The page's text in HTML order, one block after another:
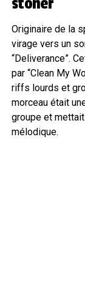
Originaire de la
virage vers un
“Deliverance”.
par “Clean My
riffs lourds et
morceau était
groupe et
mélodique.